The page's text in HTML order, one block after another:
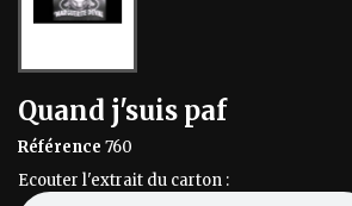
Quand j'suis paf
Référence 760
Ecouter l'extrait du carton :